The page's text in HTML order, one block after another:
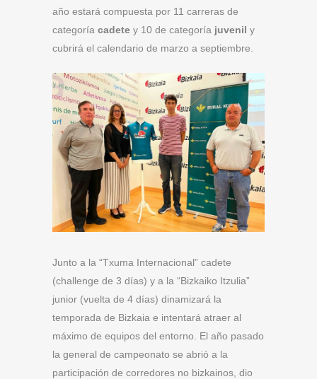
año estará compuesta por 11 carreras de
categoría cadete y 10 de categoría juvenil y
cubrirá el calendario de marzo a septiembre.
Junto a la “Txuma Internacional” cadete
(challenge de 3 días) y a la “Bizkaiko Itzulia”
junior (vuelta de 4 días) dinamizará la
temporada de Bizkaia e intentará atraer al
máximo de equipos del entorno. El año pasado
la general de campeonato se abrió a la
participación de corredores no bizkainos, dio